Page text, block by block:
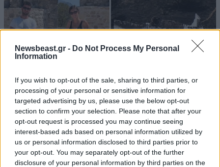
Newsbeast.gr - Do Not Process My Personal
Information
If you wish to opt-out of the sale, sharing to third parties, or
processing of your personal or sensitive information for
targeted advertising by us, please use the below opt-out
section to confirm your selection. Please note that after your
opt-out request is processed you may continue seeing
interest-based ads based on personal information utilized by
us or personal information disclosed to third parties prior to
your opt-out. You may separately opt-out of the further
disclosure of your personal information by third parties on the
ΕΛΛΑΔΑ05·08·2026 21:24
«Κάηκε το σπίτι μας στην Ελλάδα λίγο πριν
μετακομίσουμε»: Απαρηγόρητη η οικογένεια
από τη Βρετανία που είδε το όνειρο ζωής να
γίνεται στάχτη